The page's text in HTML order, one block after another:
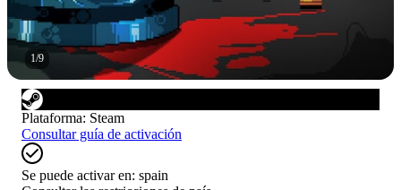
1/9
Plataforma: Steam
Consultar guía de activación
Se puede activar en: spain